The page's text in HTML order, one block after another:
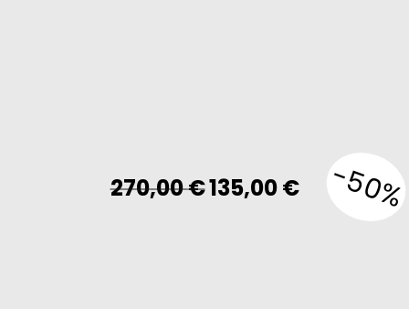
270,00€ Original
price
135,00€Current
price
-50%